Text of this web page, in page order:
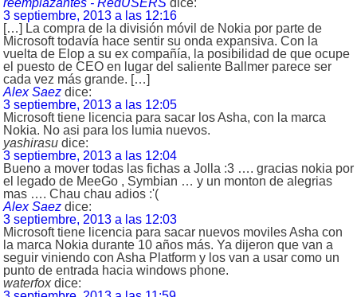
3 septiembre, 2013 a las 12:16
[…] La compra de la división móvil de Nokia por parte de
Microsoft todavía hace sentir su onda expansiva. Con la
vuelta de Elop a su ex compañía, la posibilidad de que ocupe
el puesto de CEO en lugar del saliente Ballmer parece ser
cada vez más grande. […]
Alex Saez dice:
3 septiembre, 2013 a las 12:05
Microsoft tiene licencia para sacar los Asha, con la marca
Nokia. No asi para los lumia nuevos.
yashirasu dice:
3 septiembre, 2013 a las 12:04
Bueno a mover todas las fichas a Jolla :3 …. gracias nokia por
el legado de MeeGo , Symbian … y un monton de alegrias
mas …. Chau chau adios :'(
Alex Saez dice:
3 septiembre, 2013 a las 12:03
Microsoft tiene licencia para sacar nuevos moviles Asha con
la marca Nokia durante 10 años más. Ya dijeron que van a
seguir viniendo con Asha Platform y los van a usar como un
punto de entrada hacia windows phone.
waterfox dice: